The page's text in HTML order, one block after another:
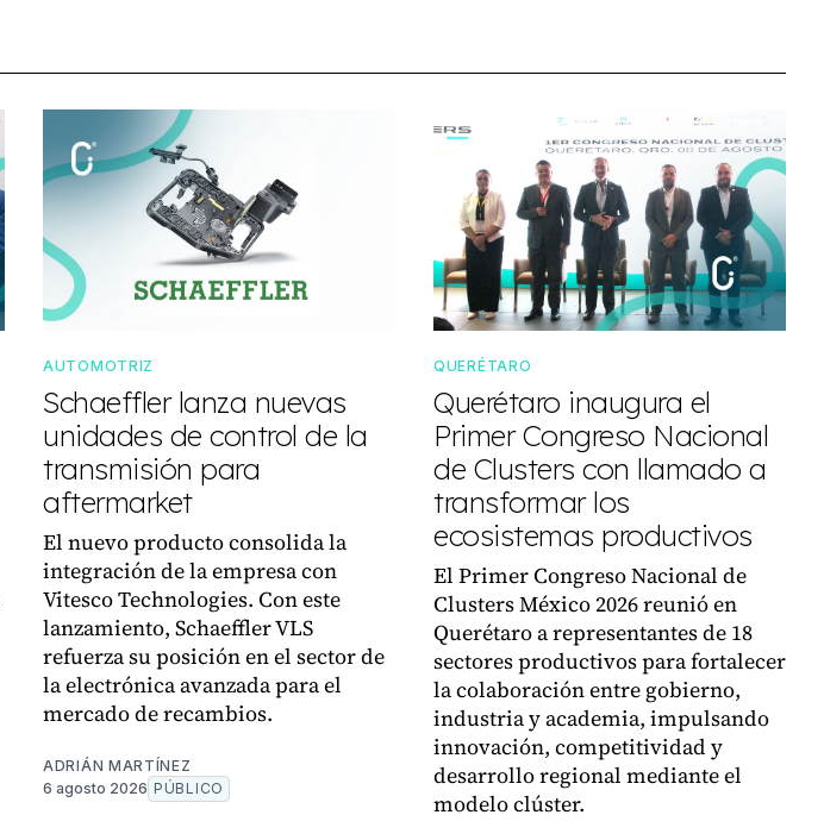
AUTOMOTRIZ
Schaeffler lanza nuevas
unidades de control de la
transmisión para
aftermarket
El nuevo producto consolida la
integración de la empresa con
Vitesco Technologies. Con este
lanzamiento, Schaeffler VLS
refuerza su posición en el sector de
la electrónica avanzada para el
mercado de recambios.
ADRIÁN MARTÍNEZ
6 agosto 2026 PÚBLICO
QUERÉTARO
Querétaro inaugura el
Primer Congreso Nacional
de Clusters con llamado a
transformar los
ecosistemas productivos
El Primer Congreso Nacional de
Clusters México 2026 reunió en
Querétaro a representantes de 18
sectores productivos para fortalecer
la colaboración entre gobierno,
industria y academia, impulsando
innovación, competitividad y
desarrollo regional mediante el
modelo clúster.